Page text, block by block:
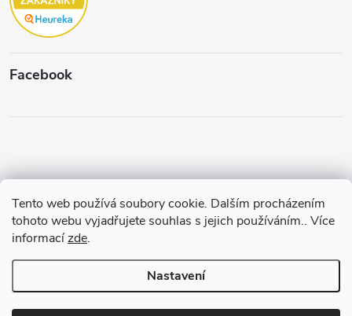
Tento web používá soubory cookie. Dalším procházením
tohoto webu vyjadřujete souhlas s jejich používáním.. Více
informacízde.
Nastavení
Facebook
Vytvořil a spravuje Pohání Shoptet
Copyright 2026 Štěpánková & C. . Všechna práva vyhrazena.
Upravit
nastavení cookies